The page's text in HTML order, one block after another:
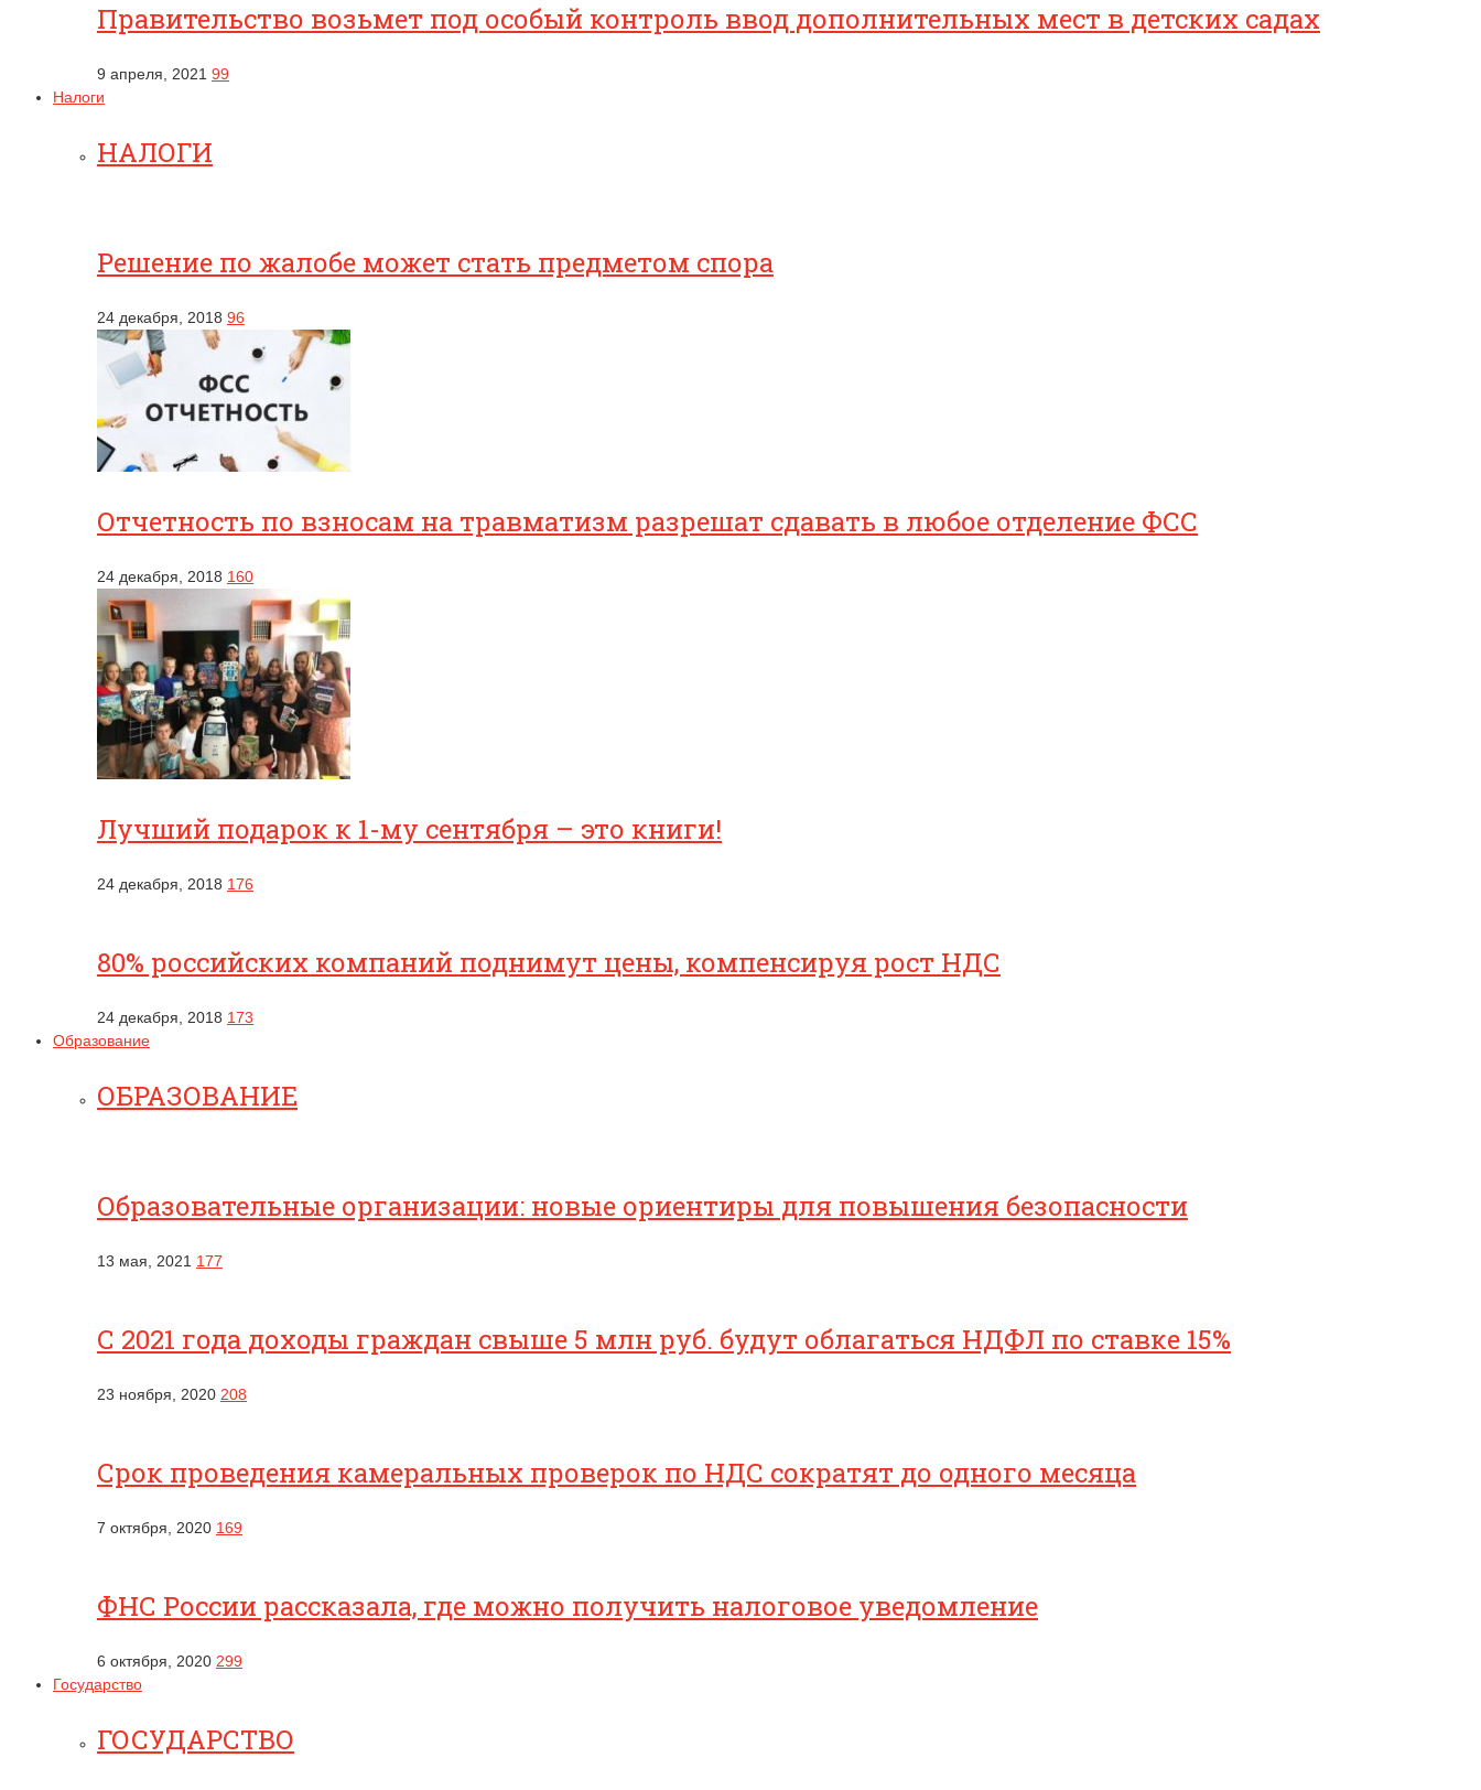
Правительство возьмет под особый контроль ввод дополнительных мест в детских садах
9 апреля, 2021 99
Налоги
НАЛОГИ
Решение по жалобе может стать предметом спора
24 декабря, 2018 96
Отчетность по взносам на травматизм разрешат сдавать в любое отделение ФСС
24 декабря, 2018 160
Лучший подарок к 1-му сентября – это книги!
24 декабря, 2018 176
80% российских компаний поднимут цены, компенсируя рост НДС
24 декабря, 2018 173
Образование
ОБРАЗОВАНИЕ
Образовательные организации: новые ориентиры для повышения безопасности
13 мая, 2021 177
С 2021 года доходы граждан свыше 5 млн руб. будут облагаться НДФЛ по ставке 15%
23 ноября, 2020 208
Срок проведения камеральных проверок по НДС сократят до одного месяца
7 октября, 2020 169
ФНС России рассказала, где можно получить налоговое уведомление
6 октября, 2020 299
Государство
ГОСУДАРСТВО